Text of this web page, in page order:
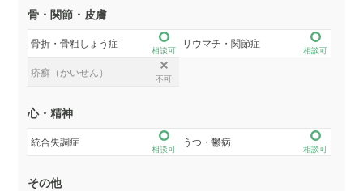
骨・関節・皮膚
骨折・骨粗しょう症
相談可
リウマチ・関節症
相談可
疥癬（かいせん）
不可
心・精神
統合失調症
相談可
うつ・鬱病
相談可
その他